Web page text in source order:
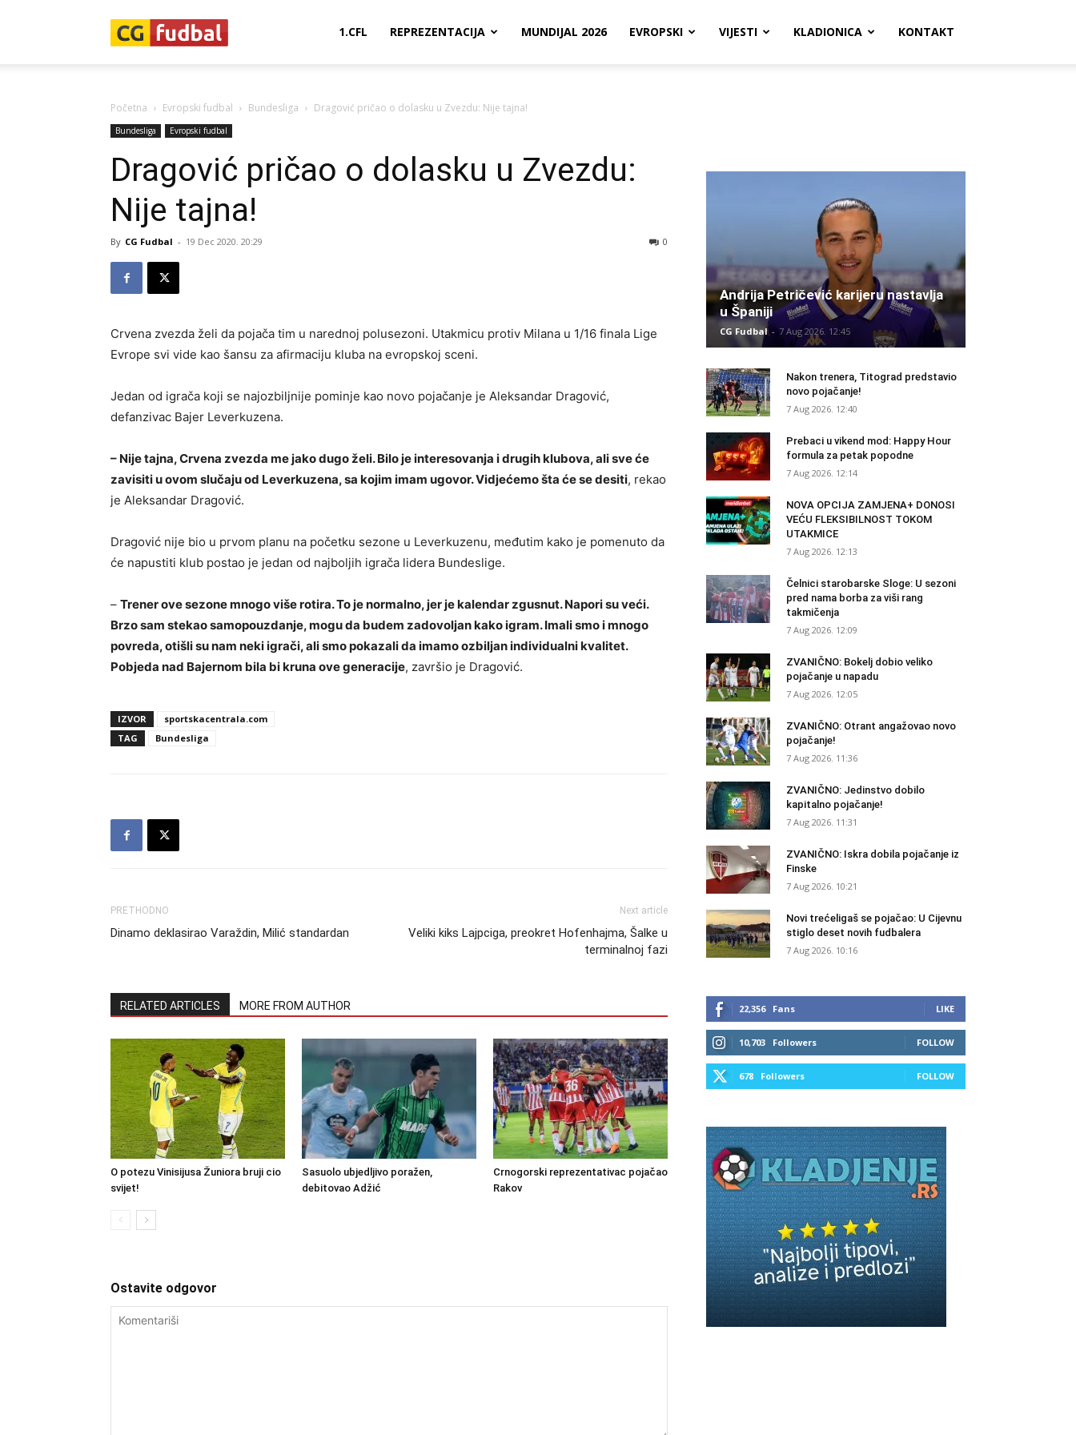
1.CFL REPREZENTACIJA MUNDIJAL 2026 EVROPSKI VIJESTI KLADIONICA KONTAKT
Početna Evropski fudbal Bundesliga Dragović pričao o dolasku u Zvezdu: Nije tajna!
Bundesliga Evropski fudbal
Dragović pričao o dolasku u Zvezdu:
Nije tajna!
By CG Fudbal - 19 Dec 2020. 20:29 0
Crvena zvezda želi da pojača tim u narednoj polusezoni. Utakmicu protiv Milana u 1/16 finala Lige
Evrope svi vide kao šansu za afirmaciju kluba na evropskoj sceni.
Jedan od igrača koji se najozbiljnije pominje kao novo pojačanje je Aleksandar Dragović,
defanzivac Bajer Leverkuzena.
– Nije tajna, Crvena zvezda me jako dugo želi. Bilo je interesovanja i drugih klubova, ali sve će
zavisiti u ovom slučaju od Leverkuzena, sa kojim imam ugovor. Vidjećemo šta će se desiti, rekao
je Aleksandar Dragović.
Dragović nije bio u prvom planu na početku sezone u Leverkuzenu, međutim kako je pomenuto da
će napustiti klub postao je jedan od najboljih igrača lidera Bundeslige.
– Trener ove sezone mnogo više rotira. To je normalno, jer je kalendar zgusnut. Napori su veći.
Brzo sam stekao samopouzdanje, mogu da budem zadovoljan kako igram. Imali smo i mnogo
povreda, otišli su nam neki igrači, ali smo pokazali da imamo ozbiljan individualni kvalitet.
Pobjeda nad Bajernom bila bi kruna ove generacije, završio je Dragović.
IZVOR
sportskacentrala.com
TAG
Bundesliga
PRETHODNO
Dinamo deklasirao Varaždin, Milić standardan
Next article
Veliki kiks Lajpciga, preokret Hofenhajma, Šalke u
terminalnoj fazi
RELATED ARTICLES MORE FROM AUTHOR
O potezu Vinisijusa Žuniora bruji cio
svijet!
Sasuolo ubjedljivo poražen,
debitovao Adžić
Crnogorski reprezentativac pojačao
Rakov
Ostavite odgovor
Andrija Petričević karijeru nastavlja
u Španiji
CG Fudbal - 7 Aug 2026. 12:45
Nakon trenera, Titograd predstavio
novo pojačanje!
7 Aug 2026. 12:40
Prebaci u vikend mod: Happy Hour
formula za petak popodne
7 Aug 2026. 12:14
NOVA OPCIJA ZAMJENA+ DONOSI
VEĆU FLEKSIBILNOST TOKOM
UTAKMICE
7 Aug 2026. 12:13
Čelnici starobarske Sloge: U sezoni
pred nama borba za viši rang
takmičenja
7 Aug 2026. 12:09
ZVANIČNO: Bokelj dobio veliko
pojačanje u napadu
7 Aug 2026. 12:05
ZVANIČNO: Otrant angažovao novo
pojačanje!
7 Aug 2026. 11:36
ZVANIČNO: Jedinstvo dobilo
kapitalno pojačanje!
7 Aug 2026. 11:31
ZVANIČNO: Iskra dobila pojačanje iz
Finske
7 Aug 2026. 10:21
Novi trećeligaš se pojačao: U Cijevnu
stiglo deset novih fudbalera
7 Aug 2026. 10:16
22,356 Fans LIKE
10,703 Followers FOLLOW
678 Followers FOLLOW